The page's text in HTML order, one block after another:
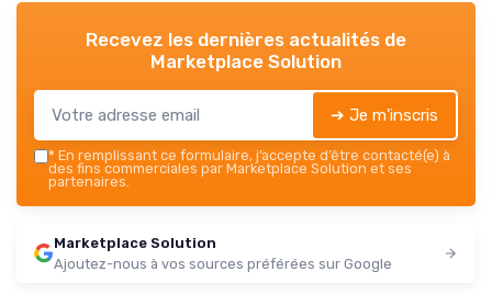
Recevez les dernières actualités de
Marketplace Solution
➔ Je m'inscris
* En remplissant ce formulaire, j’accepte d’être contacté(e) à
des fins commerciales par Marketplace Solution et ses
partenaires.
Marketplace Solution
Ajoutez-nous à vos sources préférées sur Google